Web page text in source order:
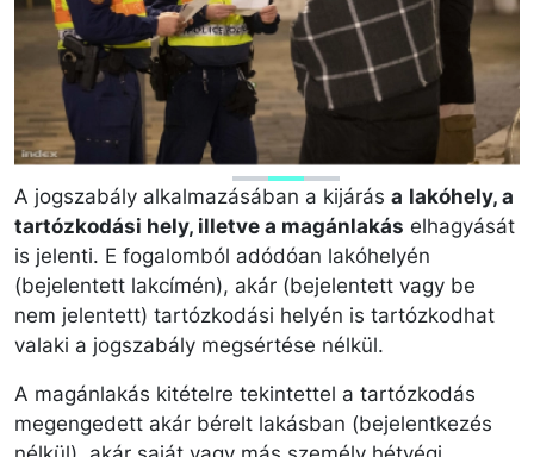
A jogszabály alkalmazásában a kijárás a lakóhely, a
tartózkodási hely, illetve a magánlakás elhagyását
is jelenti. E fogalomból adódóan lakóhelyén
(bejelentett lakcímén), akár (bejelentett vagy be
nem jelentett) tartózkodási helyén is tartózkodhat
valaki a jogszabály megsértése nélkül.
A magánlakás kitételre tekintettel a tartózkodás
megengedett akár bérelt lakásban (bejelentkezés